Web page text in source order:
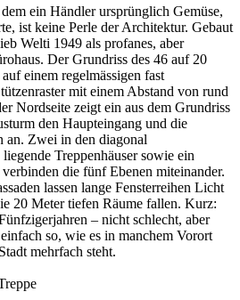
ein Händler ursprünglich Gemüse,
ist keine Perle der Architektur. Gebaut
Welti 1949 als profanes, aber
Der Grundriss des 46 auf 20
einem regelmässigen fast
mit einem Abstand von rund
Nordseite zeigt ein aus dem Grundriss
den Haupteingang und die
an. Zwei in den diagonal
Treppenhäuser sowie ein
die fünf Ebenen miteinander.
lassen lange Fensterreihen Licht
20 Meter tiefen Räume fallen. Kurz:
– nicht schlecht, aber
so, wie es in manchem Vorort
mehrfach steht.